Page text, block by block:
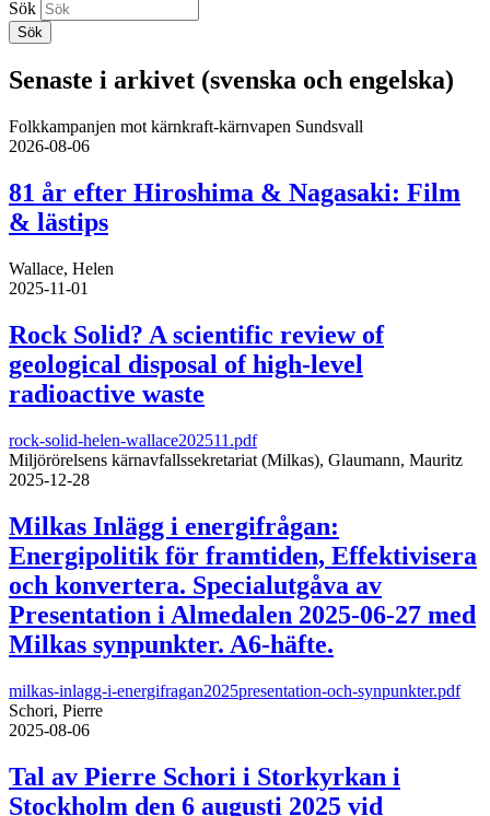
Sök
Senaste i arkivet (svenska och engelska)
Folkkampanjen mot kärnkraft-kärnvapen Sundsvall
2026-08-06
81 år efter Hiroshima & Nagasaki: Film
& lästips
Wallace, Helen
2025-11-01
Rock Solid? A scientific review of
geological disposal of high-level
radioactive waste
rock-solid-helen-wallace202511.pdf
Miljörörelsens kärnavfallssekretariat (Milkas), Glaumann, Mauritz
2025-12-28
Milkas Inlägg i energifrågan:
Energipolitik för framtiden, Effektivisera
och konvertera. Specialutgåva av
Presentation i Almedalen 2025-06-27 med
Milkas synpunkter. A6-häfte.
milkas-inlagg-i-energifragan2025presentation-och-synpunkter.pdf
Schori, Pierre
2025-08-06
Tal av Pierre Schori i Storkyrkan i
Stockholm den 6 augusti 2025 vid